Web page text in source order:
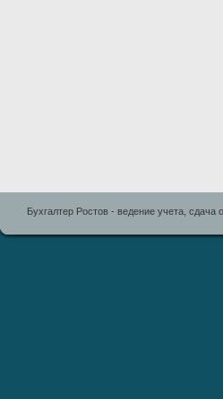
Бухгалтер Ростов - ведение учета, сдача